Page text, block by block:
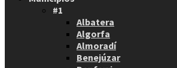
#1
Albatera
Algorfa
Almoradí
Benejúzar